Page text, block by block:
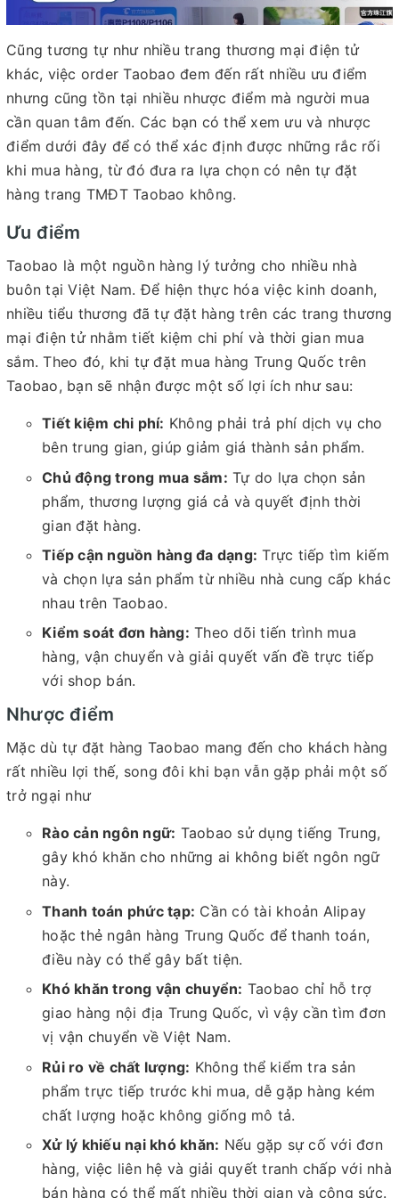
Cũng tương tự như nhiều trang thương mại điện tử
khác, việc order Taobao đem đến rất nhiều ưu điểm
nhưng cũng tồn tại nhiều nhược điểm mà người mua
cần quan tâm đến. Các bạn có thể xem ưu và nhược
điểm dưới đây để có thể xác định được những rắc rối
khi mua hàng, từ đó đưa ra lựa chọn có nên tự đặt
hàng trang TMĐT Taobao không.
Ưu điểm
Taobao là một nguồn hàng lý tưởng cho nhiều nhà
buôn tại Việt Nam. Để hiện thực hóa việc kinh doanh,
nhiều tiểu thương đã tự đặt hàng trên các trang thương
mại điện tử nhằm tiết kiệm chi phí và thời gian mua
sắm. Theo đó, khi tự đặt mua hàng Trung Quốc trên
Taobao, bạn sẽ nhận được một số lợi ích như sau:
Tiết kiệm chi phí: Không phải trả phí dịch vụ cho
bên trung gian, giúp giảm giá thành sản phẩm.
Chủ động trong mua sắm: Tự do lựa chọn sản
phẩm, thương lượng giá cả và quyết định thời
gian đặt hàng.
Tiếp cận nguồn hàng đa dạng: Trực tiếp tìm kiếm
và chọn lựa sản phẩm từ nhiều nhà cung cấp khác
nhau trên Taobao.
Kiểm soát đơn hàng: Theo dõi tiến trình mua
hàng, vận chuyển và giải quyết vấn đề trực tiếp
với shop bán.
Nhược điểm
Mặc dù tự đặt hàng Taobao mang đến cho khách hàng
rất nhiều lợi thế, song đôi khi bạn vẫn gặp phải một số
trở ngại như
Rào cản ngôn ngữ: Taobao sử dụng tiếng Trung,
gây khó khăn cho những ai không biết ngôn ngữ
này.
Thanh toán phức tạp: Cần có tài khoản Alipay
hoặc thẻ ngân hàng Trung Quốc để thanh toán,
điều này có thể gây bất tiện.
Khó khăn trong vận chuyển: Taobao chỉ hỗ trợ
giao hàng nội địa Trung Quốc, vì vậy cần tìm đơn
vị vận chuyển về Việt Nam.
Rủi ro về chất lượng: Không thể kiểm tra sản
phẩm trực tiếp trước khi mua, dễ gặp hàng kém
chất lượng hoặc không giống mô tả.
Xử lý khiếu nại khó khăn: Nếu gặp sự cố với đơn
hàng, việc liên hệ và giải quyết tranh chấp với nhà
bán hàng có thể mất nhiều thời gian và công sức.